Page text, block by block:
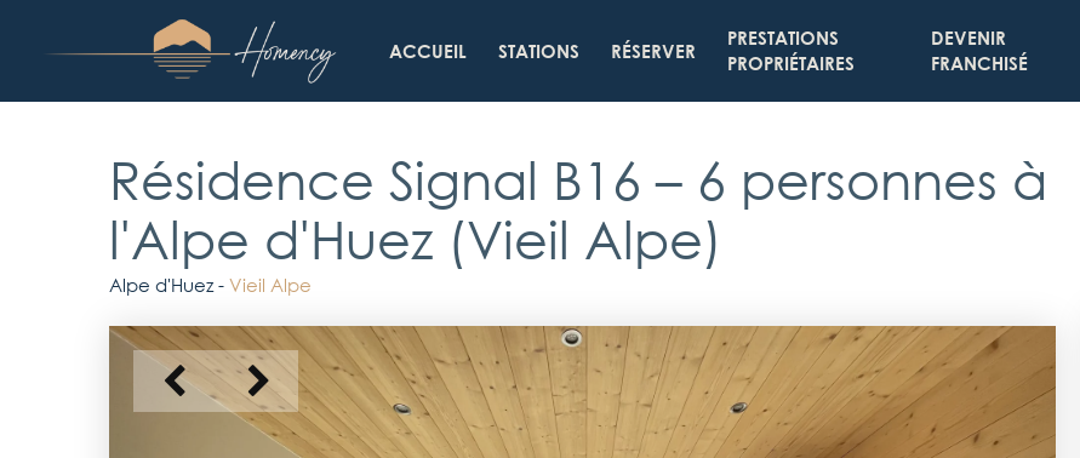
ACCUEIL STATIONS RÉSERVER
PRESTATIONS
PROPRIÉTAIRES
DEVENIR
FRANCHISÉ
Résidence Signal B16 – 6 personnes à
l'Alpe d'Huez (Vieil Alpe)
Alpe d'Huez - Vieil Alpe